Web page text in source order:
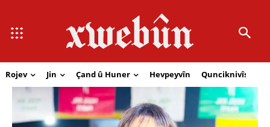
Rojev Jin Çand û Huner Hevpeyvîn Qunciknivîs